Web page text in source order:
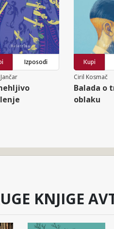
Izposodi
Kupi
Ciril Kosmač
Balada o
oblaku
KNJIGE